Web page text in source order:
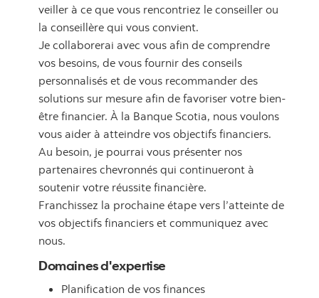
veiller à ce que vous rencontriez le conseiller ou
la conseillère qui vous convient.
Je collaborerai avec vous afin de comprendre
vos besoins, de vous fournir des conseils
personnalisés et de vous recommander des
solutions sur mesure afin de favoriser votre bien-
être financier. À la Banque Scotia, nous voulons
vous aider à atteindre vos objectifs financiers.
Au besoin, je pourrai vous présenter nos
partenaires chevronnés qui continueront à
soutenir votre réussite financière.
Franchissez la prochaine étape vers l’atteinte de
vos objectifs financiers et communiquez avec
nous.
Domaines d'expertise
Planification de vos finances